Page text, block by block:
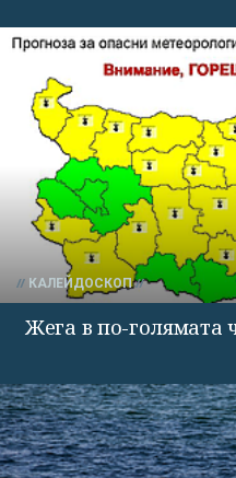
КАЛЕЙДОСКОП
Жега в по-голямата